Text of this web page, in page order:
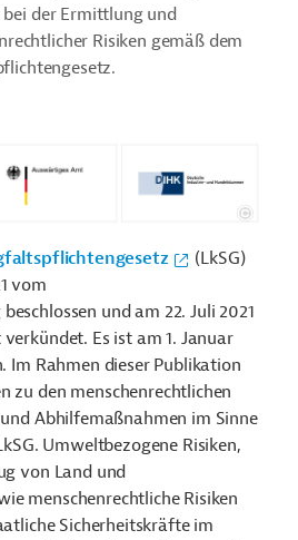
der Ermittlung und
Risiken gemäß dem
(LkSG)
vom
und am 22. Juli 2021
Es ist am 1. Januar
Im Rahmen dieser Publikation
zu den menschenrechtlichen
Abhilfemaßnahmen im Sinne
Umweltbezogene Risiken,
von Land und
menschenrechtliche Risiken
Sicherheitskräfte im